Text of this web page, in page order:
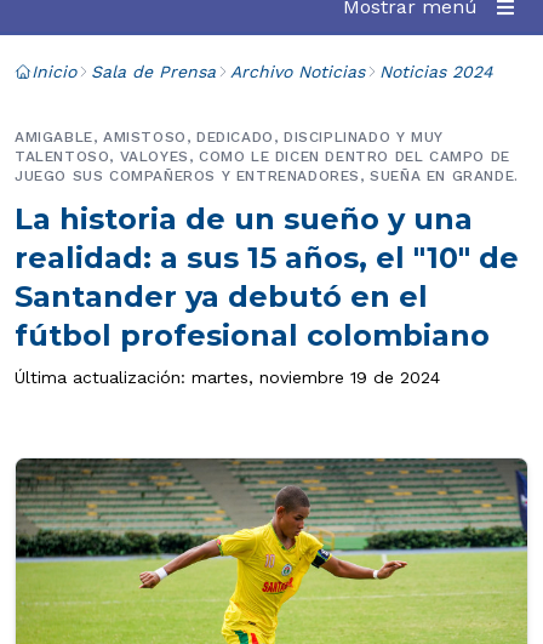
Mostrar menú
Inicio Sala de Prensa Archivo Noticias Noticias 2024
La historia de un sueño y una
realidad: a sus 15 años, el "10" de
Santander ya debutó en el
fútbol profesional colombiano
AMIGABLE, AMISTOSO, DEDICADO, DISCIPLINADO Y MUY
TALENTOSO, VALOYES, COMO LE DICEN DENTRO DEL CAMPO DE
JUEGO SUS COMPAÑEROS Y ENTRENADORES, SUEÑA EN GRANDE.
Última actualización: martes, noviembre 19 de 2024